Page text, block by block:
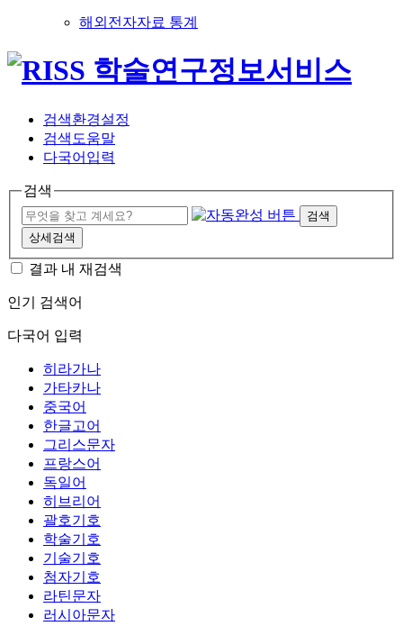
해외전자자료 통계
검색환경설정
검색도움말
다국어입력
검색
검색
상세검색
결과 내 재검색
인기 검색어
다국어 입력
히라가나
가타카나
중국어
한글고어
그리스문자
프랑스어
독일어
히브리어
괄호기호
학술기호
기술기호
첨자기호
라틴문자
러시아문자